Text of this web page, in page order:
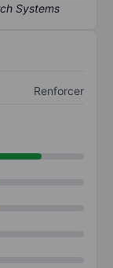
Renforcer